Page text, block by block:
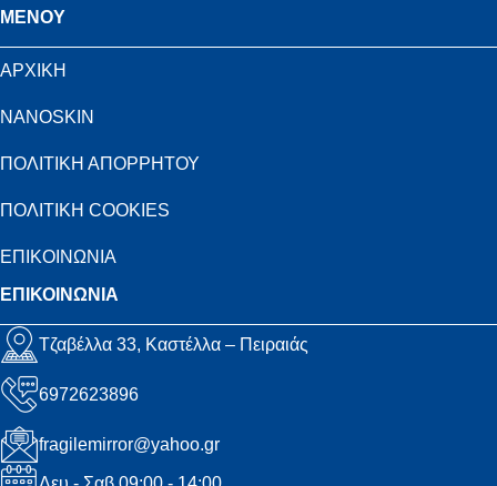
MENOY
ΑΡΧΙΚΗ
NANOSKIN
ΠΟΛΙΤΙΚΗ ΑΠΟΡΡΗΤΟΥ
ΠΟΛΙΤΙΚΗ COOKIES
ΕΠΙΚΟΙΝΩΝΙΑ
ΕΠΙΚΟΙΝΩΝΙΑ
Τζαβέλλα 33, Καστέλλα – Πειραιάς
6972623896
fragilemirror@yahoo.gr